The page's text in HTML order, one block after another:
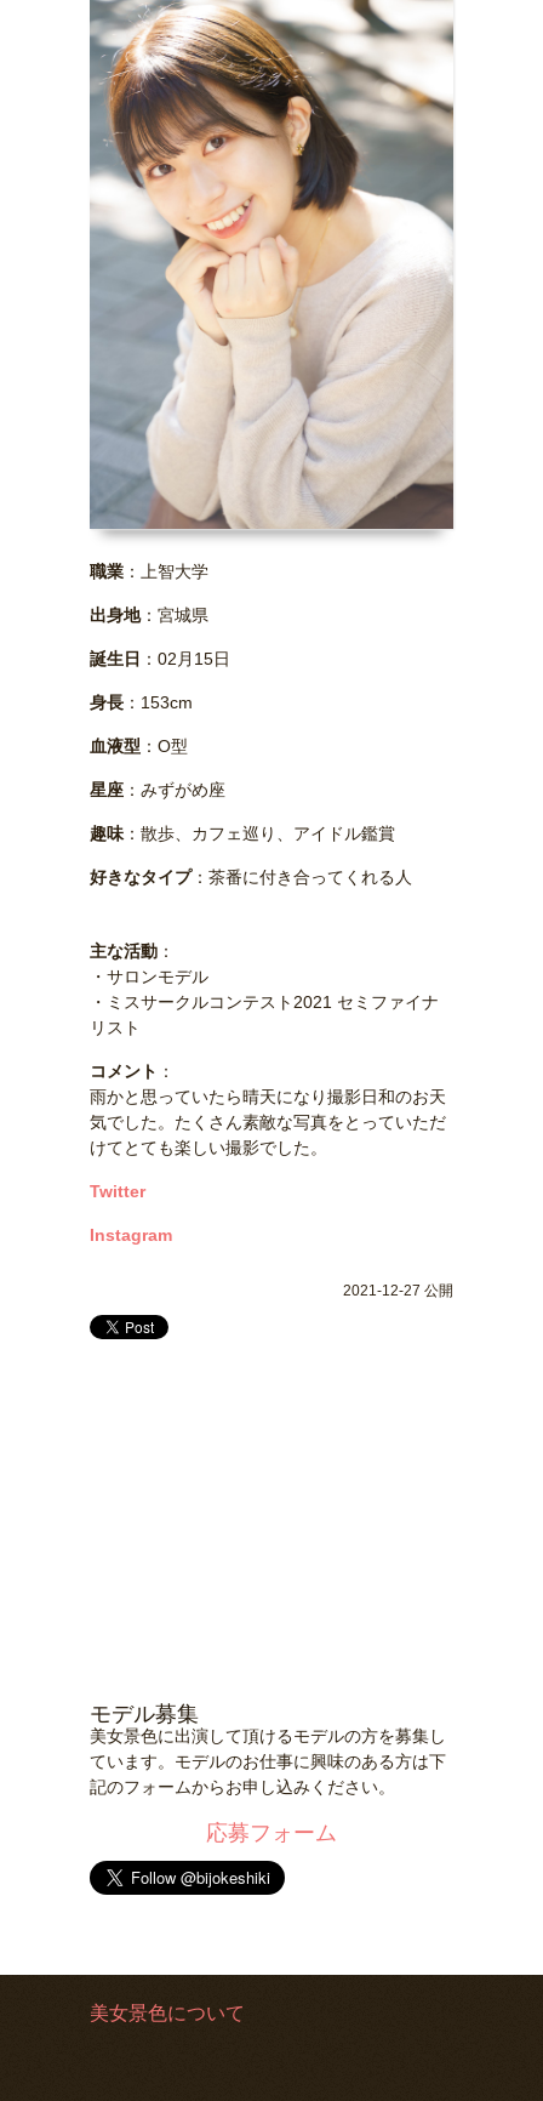
職業 ：上智大学
出身地：宮城県
誕生日 ：02月15日
身長 ：153cm
血液型 ：O型
星座 ：みずがめ座
趣味 ：散歩、カフェ巡り、アイドル鑑賞
好きなタイプ：茶番に付き合ってくれる人
主な活動 ：
・サロンモデル
・ミスサークルコンテスト2021 セミファイナ
リスト
コメント ：
雨かと思っていたら晴天になり撮影日和のお天
気でした。たくさん素敵な写真をとっていただ
けてとても楽しい撮影でした。
Twitter
Instagram
2021-12-27 公開
モデル募集
美女景色に出演して頂けるモデルの方を募集し
ています。モデルのお仕事に興味のある方は下
記のフォームからお申し込みください。
応募フォーム
美女景色について